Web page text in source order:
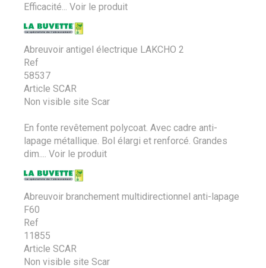
Efficacité...
Voir le produit
Abreuvoir antigel électrique LAKCHO 2
Ref
58537
Article SCAR
Non visible site Scar
En fonte revêtement polycoat. Avec cadre anti-
lapage métallique. Bol élargi et renforcé. Grandes
dim....
Voir le produit
Abreuvoir branchement multidirectionnel anti-lapage
F60
Ref
11855
Article SCAR
Non visible site Scar